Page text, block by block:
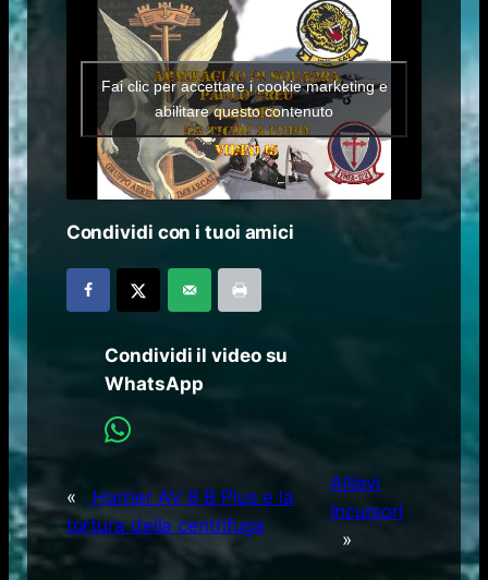
Fai clic per accettare i cookie marketing e
abilitare questo contenuto
Condividi con i tuoi amici
Condividi il video su
WhatsApp
«
Harrier AV 8 B Plus e la
tortura della centrifuga
Allievi
Incursori
»